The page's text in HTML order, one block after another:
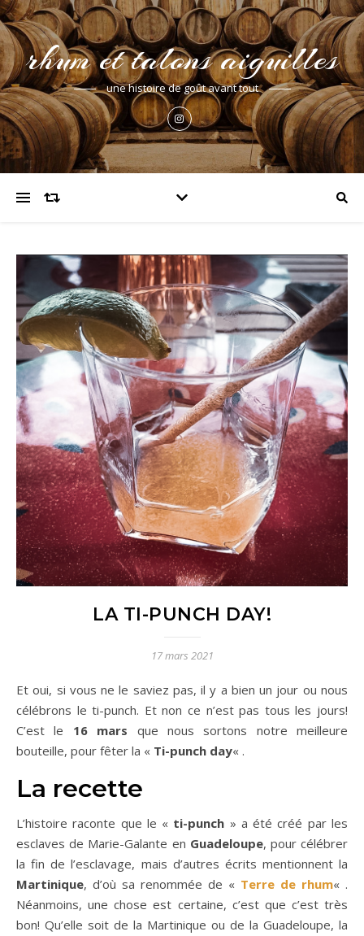
rhum et talons aiguilles
une histoire de goût avant tout
LA TI-PUNCH DAY!
17 mars 2021
Et oui, si vous ne le saviez pas, il y a bien un jour ou nous
célébrons le ti-punch. Et non ce n’est pas tous les jours!
C’est le 16 mars que nous sortons notre meilleure
bouteille, pour fêter la « Ti-punch day« .
La recette
L’histoire raconte que le « ti-punch » a été créé par les
esclaves de Marie-Galante en Guadeloupe, pour célébrer
la fin de l’esclavage, mais d’autres écrits mentionnent la
Martinique, d’où sa renommée de « Terre de rhum« .
Néanmoins, une chose est certaine, c’est que c’est très
bon! Qu’elle soit de la Martinique ou de la Guadeloupe, la